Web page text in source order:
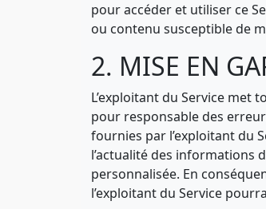
pour accéder et utiliser ce
ou contenu susceptible de
2. MISE EN
L’exploitant du Service
pour responsable des
fournies par l’exploitant du
l’actualité des informations
personnalisée. En
l’exploitant du Service